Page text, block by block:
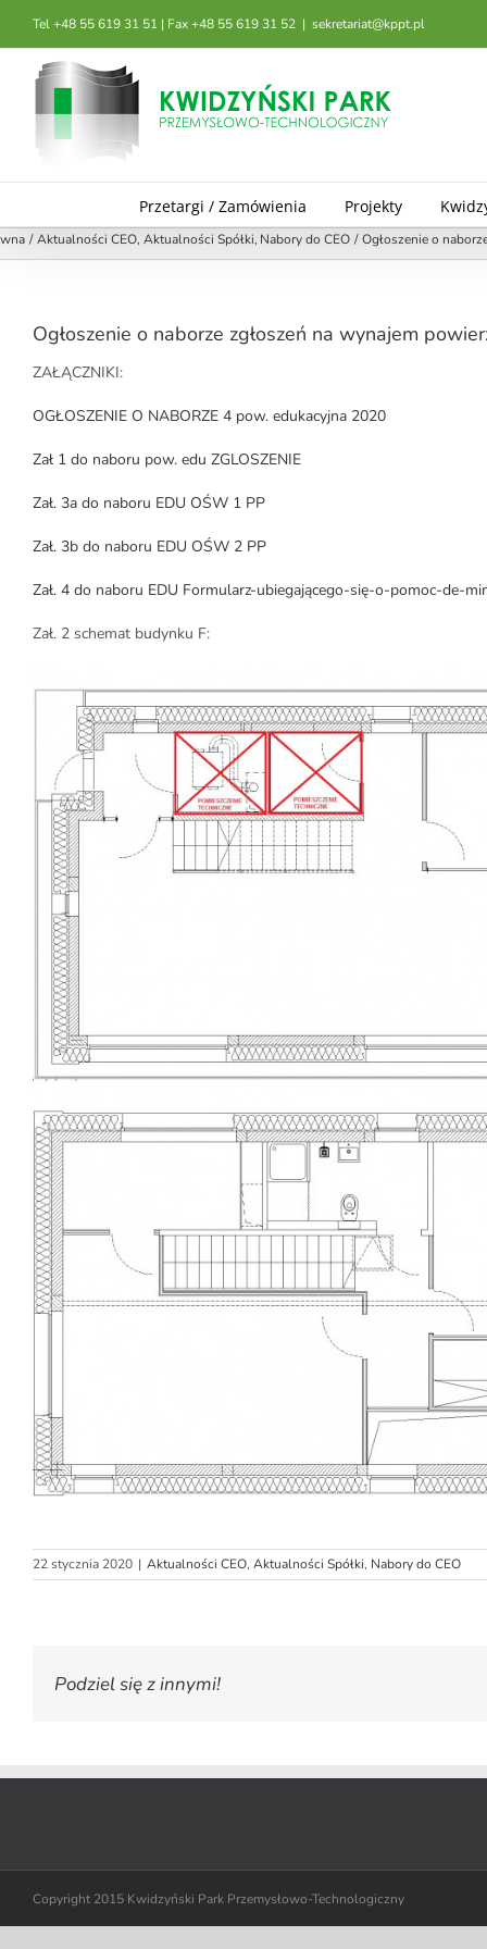
zawartości
Tel +48 55 619 31 51 | Fax +48 55 619 31 52 | sekretariat@kppt.pl
Przetargi / Zamówienia Projekty
Aktualności CEO Aktualności Spółki Nabory do CEO Ogłoszenie o
Ogłoszenie o naborze zgłoszeń na wynajem
ZAŁĄCZNIKI:
OGŁOSZENIE O NABORZE 4 pow. edukacyjna 2020
Zał 1 do naboru pow. edu ZGLOSZENIE
Zał. 3a do naboru EDU OŚW 1 PP
Zał. 3b do naboru EDU OŚW 2 PP
Zał. 4 do naboru EDU Formularz-ubiegającego-się-o-pomoc-de-
Zał. 2 schemat budynku F:
22 stycznia 2020 | Aktualności CEO, Aktualności Spółki, Nabory do CEO
Podziel się z innymi!
Copyright 2015 Kwidzyński Park Przemysłowo-Technologiczny